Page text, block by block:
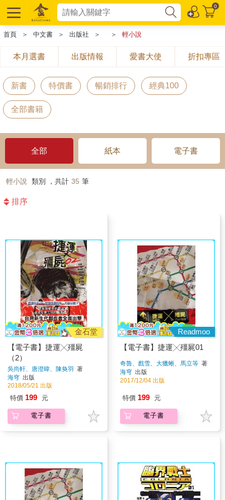
0
首頁 ＞ 中文書 ＞ 出版社 ＞ ＞ 輕小說
本月選書 出版情報 愛書大使 折扣專區
新書 特價書 暢銷排行 經典100
全部書籍
全部 紙本 電子書
輕小說 類別 ，共計 35 筆
排序
金石堂
【電子書】捷運╳殭屍
（2）
吳尚軒、唐澄暐、陳奐羽 著
海穹 出版
2018/05/21 出版
特價 199 元
電子書
Readmoo
【電子書】捷運╳殭屍01
奇魯、戲雪、大獵蜥、馬立等 著
海穹 出版
2017/12/04 出版
特價 199 元
電子書